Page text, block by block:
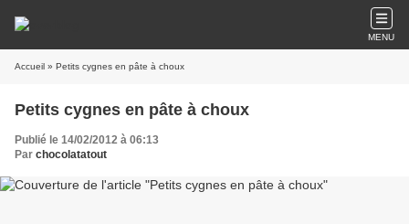
MENU
Accueil » Petits cygnes en pâte à choux
Petits cygnes en pâte à choux
Publié le 14/02/2012 à 06:13
Par chocolatatout